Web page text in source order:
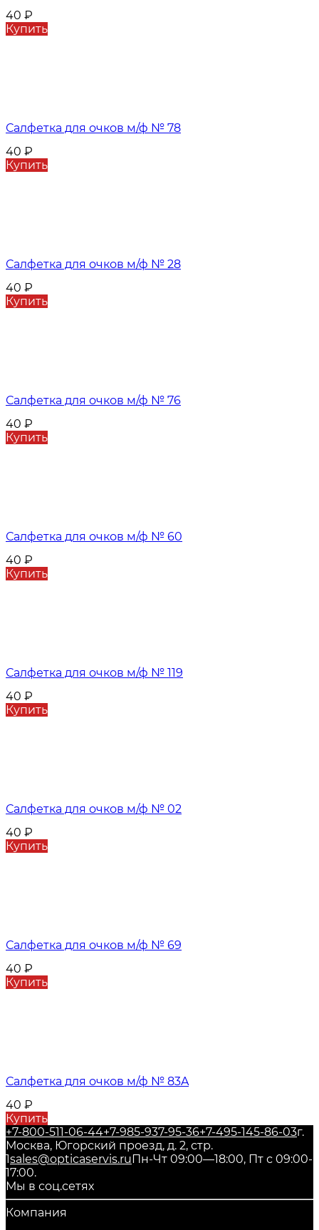
40 ₽
Купить
Салфетка для очков м/ф № 78
40 ₽
Купить
Салфетка для очков м/ф № 28
40 ₽
Купить
Салфетка для очков м/ф № 76
40 ₽
Купить
Салфетка для очков м/ф № 60
40 ₽
Купить
Салфетка для очков м/ф № 119
40 ₽
Купить
Салфетка для очков м/ф № 02
40 ₽
Купить
Салфетка для очков м/ф № 69
40 ₽
Купить
Салфетка для очков м/ф № 83A
40 ₽
Купить
+7-800-511-06-44+7-985-937-95-36+7-495-145-86-03г.
Москва, Югорский проезд, д. 2, стр.
1sales@opticaservis.ruПн-Чт 09:00—18:00, Пт с 09:00-
17:00.
Мы в соц.сетях
Компания